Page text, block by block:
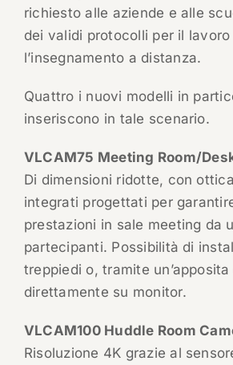
richiesto alle aziende e alle
dei validi protocolli per il lavoro
l’insegnamento a distanza.
Quattro i nuovi modelli in
inseriscono in tale scenario.
VLCAM75 Meeting Room/
Di dimensioni ridotte, con
integrati progettati per
prestazioni in sale meeting da
partecipanti. Possibilità di
treppiedi o, tramite
direttamente su monitor.
VLCAM100 Huddle Room
Risoluzione 4K grazie al